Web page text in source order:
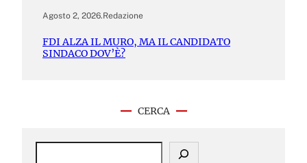
Agosto 2, 2026.Redazione
FDI ALZA IL MURO, MA IL CANDIDATO
SINDACO DOV’È?
CERCA
S